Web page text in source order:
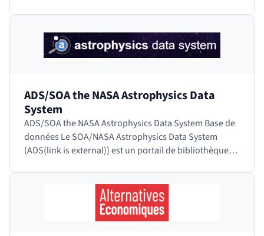
ADS/SOA the NASA Astrophysics Data
System
ADS/SOA the NASA Astrophysics Data System Base de
données Le SOA/NASA Astrophysics Data System
(ADS(link is external)) est un portail de bibliothèque